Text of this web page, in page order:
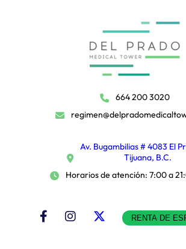
664 200 3020
Av. Bugambilias # 4083 El
Tijuana, B.C.
Horarios de atención: 7:00 a
RENTA DE